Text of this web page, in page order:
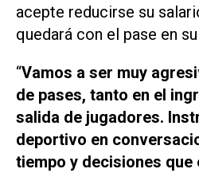
acepte reducirse su
quedará con el pase en
“Vamos a ser muy
de pases, tanto en el
salida de jugadores.
deportivo en
tiempo y decisiones que